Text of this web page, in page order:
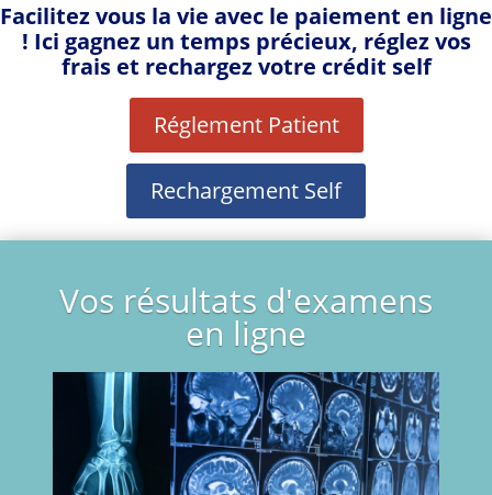
Facilitez vous la vie avec le paiement en ligne
! Ici gagnez un temps précieux, réglez vos
frais et rechargez votre crédit self
Réglement Patient
Rechargement Self
Vos résultats d'examens
en ligne